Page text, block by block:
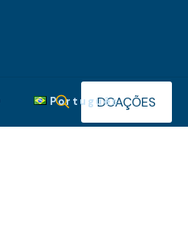
PortuguêsDOAÇÕES